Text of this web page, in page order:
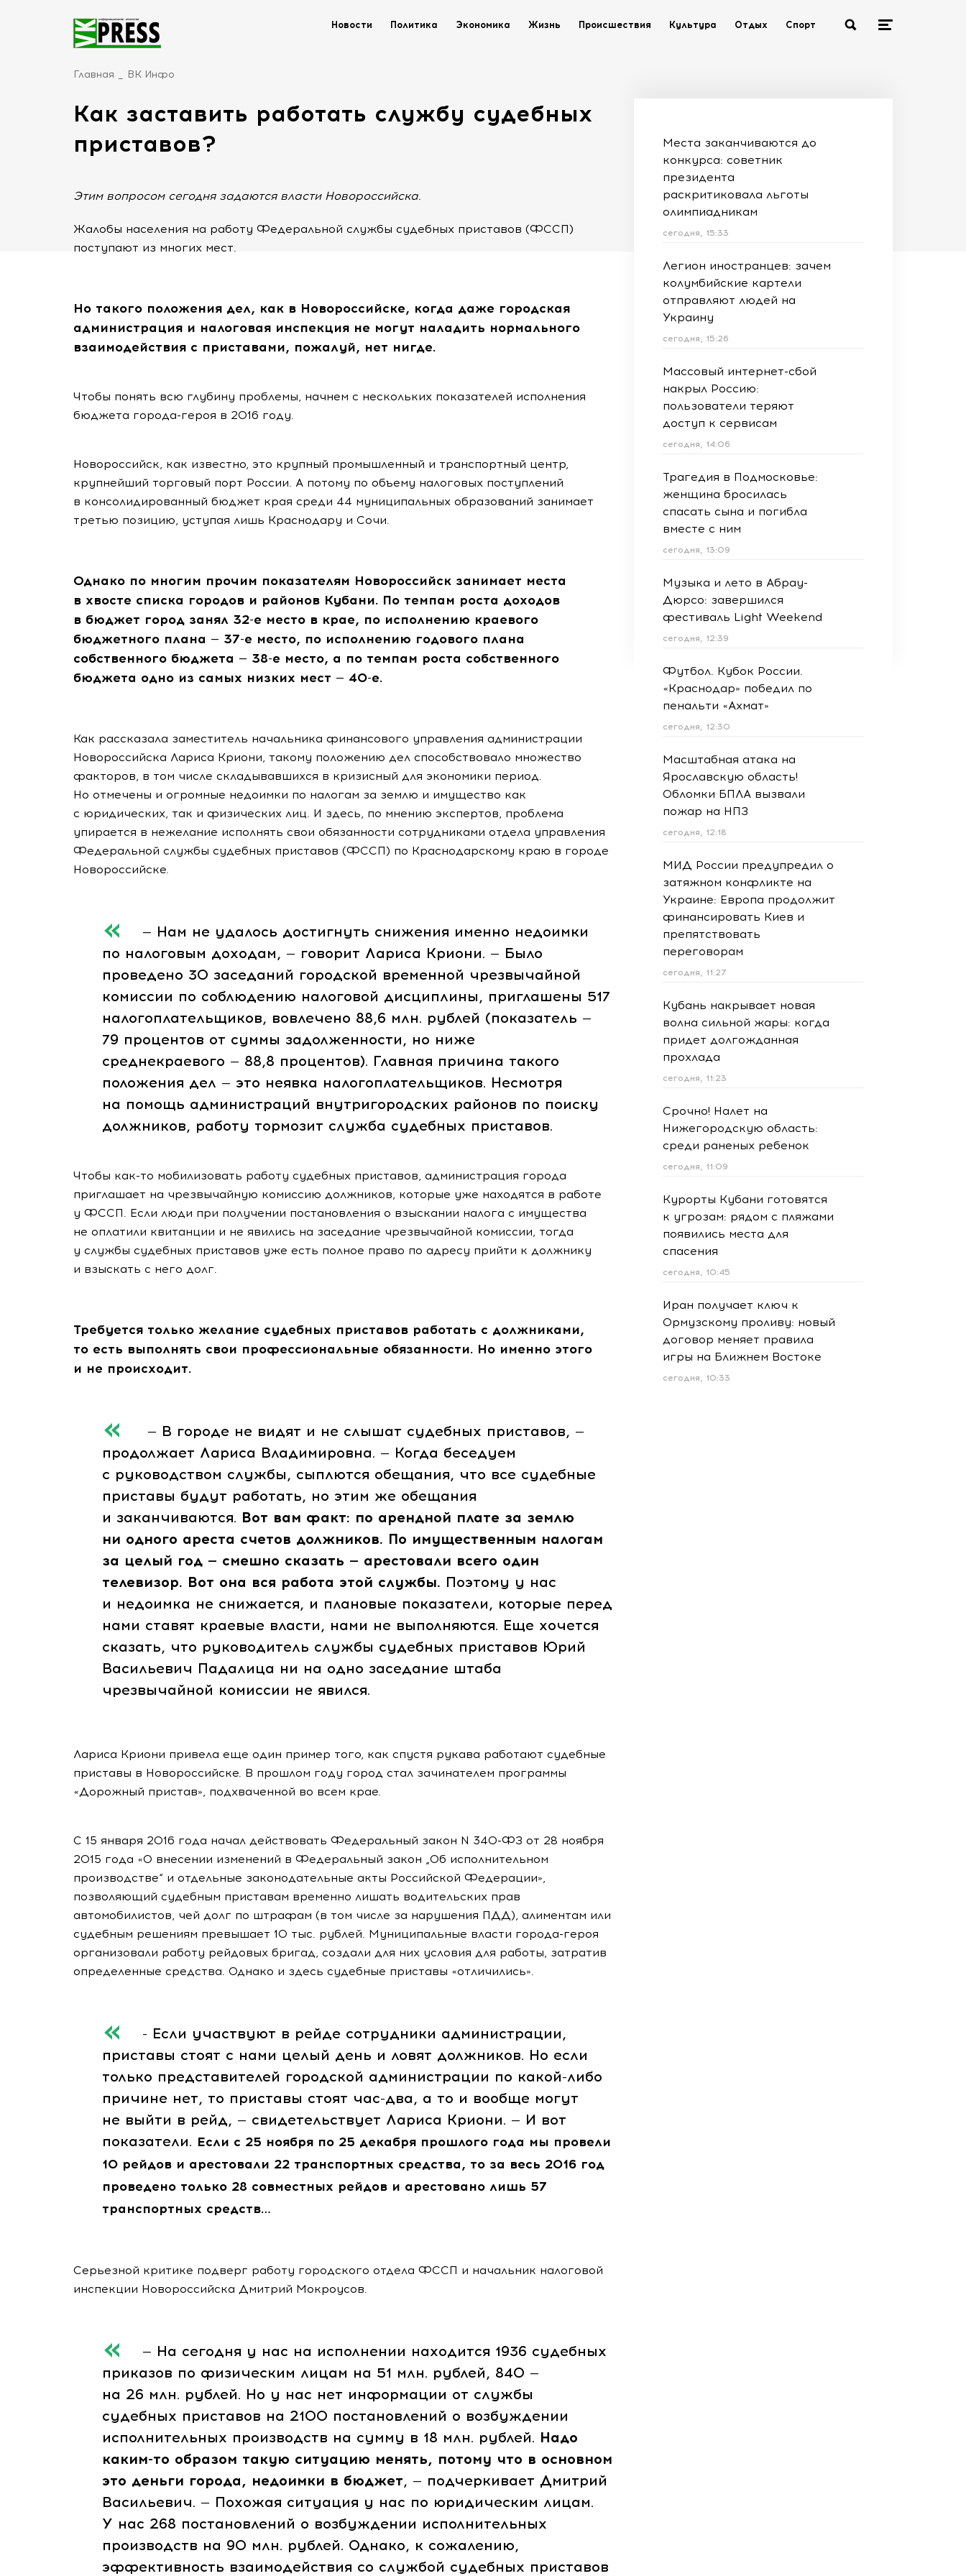
Новости Политика Экономика Жизнь Происшествия Культура Отдых Спорт
Главная ВК Инфо
Как заставить работать службу судебных
приставов?
Этим вопросом сегодня задаются власти Новороссийска.
Жалобы населения на работу Федеральной службы судебных приставов (ФССП)
поступают из многих мест.
Но такого положения дел, как в Новороссийске, когда даже городская
администрация и налоговая инспекция не могут наладить нормального
взаимодействия с приставами, пожалуй, нет нигде.
Чтобы понять всю глубину проблемы, начнем с нескольких показателей исполнения
бюджета города-героя в 2016 году.
Новороссийск, как известно, это крупный промышленный и транспортный центр,
крупнейший торговый порт России. А потому по объему налоговых поступлений
в консолидированный бюджет края среди 44 муниципальных образований занимает
третью позицию, уступая лишь Краснодару и Сочи.
Однако по многим прочим показателям Новороссийск занимает места
в хвосте списка городов и районов Кубани. По темпам роста доходов
в бюджет город занял 32-е место в крае, по исполнению краевого
бюджетного плана — 37-е место, по исполнению годового плана
собственного бюджета — 38-е место, а по темпам роста собственного
бюджета одно из самых низких мест — 40-е.
Как рассказала заместитель начальника финансового управления администрации
Новороссийска Лариса Криони, такому положению дел способствовало множество
факторов, в том числе складывавшихся в кризисный для экономики период.
Но отмечены и огромные недоимки по налогам за землю и имущество как
с юридических, так и физических лиц. И здесь, по мнению экспертов, проблема
упирается в нежелание исполнять свои обязанности сотрудниками отдела управления
Федеральной службы судебных приставов (ФССП) по Краснодарскому краю в городе
Новороссийске.
— Нам не удалось достигнуть снижения именно недоимки
по налоговым доходам, — говорит Лариса Криони. — Было
проведено 30 заседаний городской временной чрезвычайной
комиссии по соблюдению налоговой дисциплины, приглашены 517
налогоплательщиков, вовлечено 88,6 млн. рублей (показатель —
79 процентов от суммы задолженности, но ниже
среднекраевого — 88,8 процентов). Главная причина такого
положения дел — это неявка налогоплательщиков. Несмотря
на помощь администраций внутригородских районов по поиску
должников, работу тормозит служба судебных приставов.
Чтобы как-то мобилизовать работу судебных приставов, администрация города
приглашает на чрезвычайную комиссию должников, которые уже находятся в работе
у ФССП. Если люди при получении постановления о взыскании налога с имущества
не оплатили квитанции и не явились на заседание чрезвычайной комиссии, тогда
у службы судебных приставов уже есть полное право по адресу прийти к должнику
и взыскать с него долг.
Требуется только желание судебных приставов работать с должниками,
то есть выполнять свои профессиональные обязанности. Но именно этого
и не происходит.
— В городе не видят и не слышат судебных приставов, —
продолжает Лариса Владимировна. — Когда беседуем
с руководством службы, сыплются обещания, что все судебные
приставы будут работать, но этим же обещания
и заканчиваются. Вот вам факт: по арендной плате за землю
ни одного ареста счетов должников. По имущественным налогам
за целый год — смешно сказать — арестовали всего один
телевизор. Вот она вся работа этой службы. Поэтому у нас
и недоимка не снижается, и плановые показатели, которые перед
нами ставят краевые власти, нами не выполняются. Еще хочется
сказать, что руководитель службы судебных приставов Юрий
Васильевич Падалица ни на одно заседание штаба
чрезвычайной комиссии не явился.
Лариса Криони привела еще один пример того, как спустя рукава работают судебные
приставы в Новороссийске. В прошлом году город стал зачинателем программы
«Дорожный пристав», подхваченной во всем крае.
С 15 января 2016 года начал действовать Федеральный закон N 340-ФЗ от 28 ноября
2015 года «О внесении изменений в Федеральный закон „Об исполнительном
производстве“ и отдельные законодательные акты Российской Федерации»,
позволяющий судебным приставам временно лишать водительских прав
автомобилистов, чей долг по штрафам (в том числе за нарушения ПДД), алиментам или
судебным решениям превышает 10 тыс. рублей. Муниципальные власти города-героя
организовали работу рейдовых бригад, создали для них условия для работы, затратив
определенные средства. Однако и здесь судебные приставы «отличились».
- Если участвуют в рейде сотрудники администрации,
приставы стоят с нами целый день и ловят должников. Но если
только представителей городской администрации по какой-либо
причине нет, то приставы стоят час-два, а то и вообще могут
не выйти в рейд, — свидетельствует Лариса Криони. — И вот
показатели. Если с 25 ноября по 25 декабря прошлого года мы провели
10 рейдов и арестовали 22 транспортных средства, то за весь 2016 год
проведено только 28 совместных рейдов и арестовано лишь 57
транспортных средств…
Серьезной критике подверг работу городского отдела ФССП и начальник налоговой
инспекции Новороссийска Дмитрий Мокроусов.
— На сегодня у нас на исполнении находится 1936 судебных
приказов по физическим лицам на 51 млн. рублей, 840 —
на 26 млн. рублей. Но у нас нет информации от службы
судебных приставов на 2100 постановлений о возбуждении
исполнительных производств на сумму в 18 млн. рублей. Надо
каким-то образом такую ситуацию менять, потому что в основном
это деньги города, недоимки в бюджет, — подчеркивает Дмитрий
Васильевич. — Похожая ситуация у нас по юридическим лицам.
У нас 268 постановлений о возбуждении исполнительных
производств на 90 млн. рублей. Однако, к сожалению,
эффективность взаимодействия со службой судебных приставов
Места заканчиваются до
конкурса: советник
президента
раскритиковала льготы
олимпиадникам
сегодня, 15:33
Легион иностранцев: зачем
колумбийские картели
отправляют людей на
Украину
сегодня, 15:26
Массовый интернет-сбой
накрыл Россию:
пользователи теряют
доступ к сервисам
сегодня, 14:06
Трагедия в Подмосковье:
женщина бросилась
спасать сына и погибла
вместе с ним
сегодня, 13:09
Музыка и лето в Абрау-
Дюрсо: завершился
фестиваль Light Weekend
сегодня, 12:39
Футбол. Кубок России.
«Краснодар» победил по
пенальти «Ахмат»
сегодня, 12:30
Масштабная атака на
Ярославскую область!
Обломки БПЛА вызвали
пожар на НПЗ
сегодня, 12:18
МИД России предупредил о
затяжном конфликте на
Украине: Европа продолжит
финансировать Киев и
препятствовать
переговорам
сегодня, 11:27
Кубань накрывает новая
волна сильной жары: когда
придет долгожданная
прохлада
сегодня, 11:23
Срочно! Налет на
Нижегородскую область:
среди раненых ребенок
сегодня, 11:09
Курорты Кубани готовятся
к угрозам: рядом с пляжами
появились места для
спасения
сегодня, 10:45
Иран получает ключ к
Ормузскому проливу: новый
договор меняет правила
игры на Ближнем Востоке
сегодня, 10:33